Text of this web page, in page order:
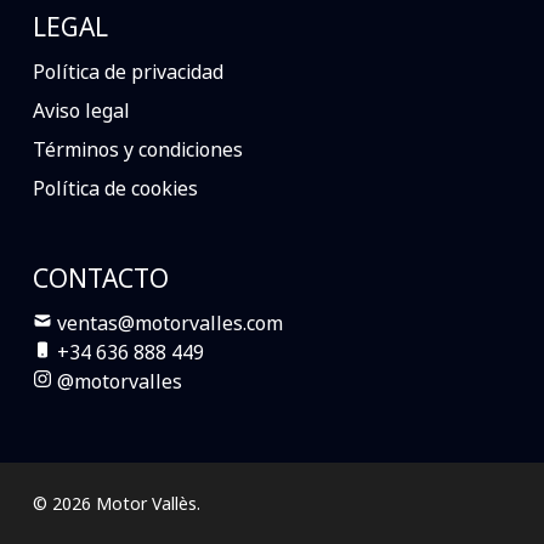
LEGAL
Política de privacidad
Aviso legal
Términos y condiciones
Política de cookies
CONTACTO
ventas@motorvalles.com
+34 636 888 449
@motorvalles
© 2026 Motor Vallès.